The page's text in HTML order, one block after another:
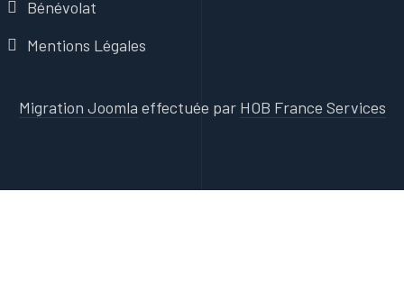
Bénévolat
Mentions Légales
Migration Joomla effectuée par HOB France Services